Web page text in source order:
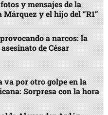
y mensajes de la
y el hijo del “R1”
a narcos: la
de César
va por otro golpe en la
Sorpresa con la hora